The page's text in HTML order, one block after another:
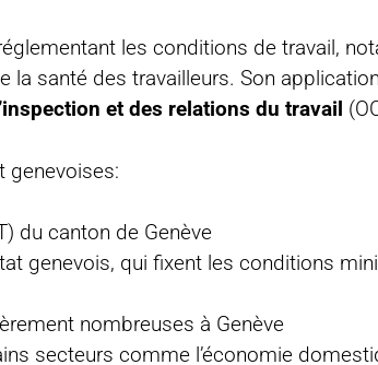
les conditions de travail,
santé des travailleurs. Son
et des relations du travail
genevoises:
du canton de Genève
genevois, qui fixent les conditions
nombreuses à Genève
secteurs comme l’économie